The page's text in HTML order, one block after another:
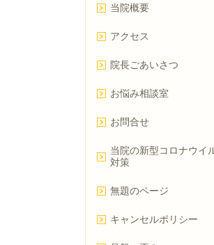
当院概要
アクセス
院長ごあいさつ
お悩み相談室
お問合せ
当院の新型コロナウイ
対策
無題のページ
キャンセルポリシー